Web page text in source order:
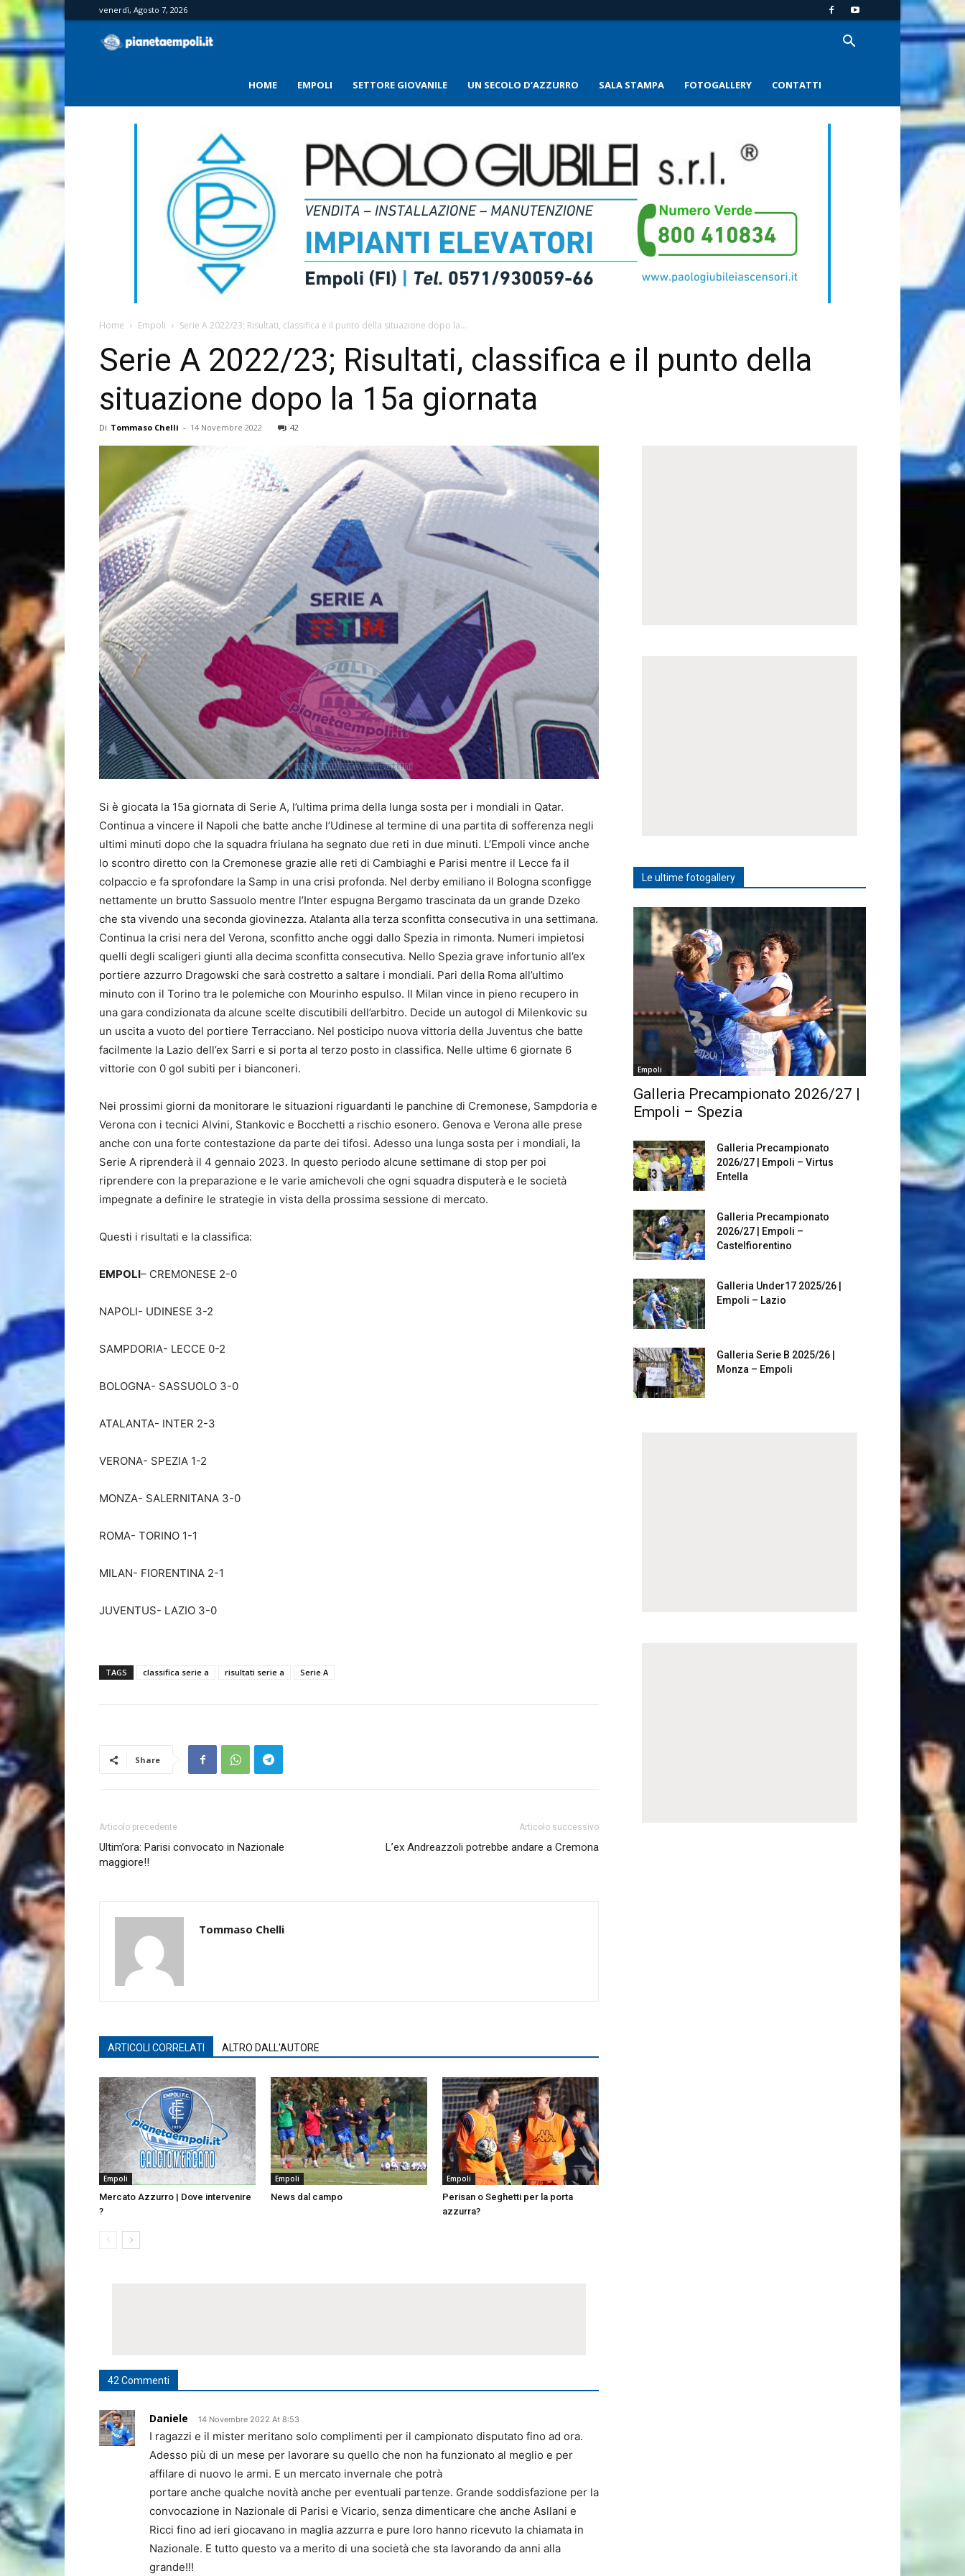
venerdì, Agosto 7, 2026
HOME EMPOLI SETTORE GIOVANILE UN SECOLO D’AZZURRO SALA STAMPA FOTOGALLERY CONTATTI
Home Empoli Serie A 2022/23; Risultati, classifica e il punto della situazione dopo la...
Serie A 2022/23; Risultati, classifica e il punto della
situazione dopo la 15a giornata
Di Tommaso Chelli - 14 Novembre 2022 42
Si è giocata la 15a giornata di Serie A, l’ultima prima della lunga sosta per i mondiali in Qatar.
Continua a vincere il Napoli che batte anche l’Udinese al termine di una partita di sofferenza negli
ultimi minuti dopo che la squadra friulana ha segnato due reti in due minuti. L’Empoli vince anche
lo scontro diretto con la Cremonese grazie alle reti di Cambiaghi e Parisi mentre il Lecce fa il
colpaccio e fa sprofondare la Samp in una crisi profonda. Nel derby emiliano il Bologna sconfigge
nettamente un brutto Sassuolo mentre l’Inter espugna Bergamo trascinata da un grande Dzeko
che sta vivendo una seconda giovinezza. Atalanta alla terza sconfitta consecutiva in una settimana.
Continua la crisi nera del Verona, sconfitto anche oggi dallo Spezia in rimonta. Numeri impietosi
quelli degli scaligeri giunti alla decima sconfitta consecutiva. Nello Spezia grave infortunio all’ex
portiere azzurro Dragowski che sarà costretto a saltare i mondiali. Pari della Roma all’ultimo
minuto con il Torino tra le polemiche con Mourinho espulso. Il Milan vince in pieno recupero in
una gara condizionata da alcune scelte discutibili dell’arbitro. Decide un autogol di Milenkovic su
un uscita a vuoto del portiere Terracciano. Nel posticipo nuova vittoria della Juventus che batte
facilmente la Lazio dell’ex Sarri e si porta al terzo posto in classifica. Nelle ultime 6 giornate 6
vittorie con 0 gol subiti per i bianconeri.
Nei prossimi giorni da monitorare le situazioni riguardanti le panchine di Cremonese, Sampdoria e
Verona con i tecnici Alvini, Stankovic e Bocchetti a rischio esonero. Genova e Verona alle prese
anche con una forte contestazione da parte dei tifosi. Adesso una lunga sosta per i mondiali, la
Serie A riprenderà il 4 gennaio 2023. In questo periodo alcune settimane di stop per poi
riprendere con la preparazione e le varie amichevoli che ogni squadra disputerà e le società
impegnate a definire le strategie in vista della prossima sessione di mercato.
Questi i risultati e la classifica:
EMPOLI– CREMONESE 2-0
NAPOLI- UDINESE 3-2
SAMPDORIA- LECCE 0-2
BOLOGNA- SASSUOLO 3-0
ATALANTA- INTER 2-3
VERONA- SPEZIA 1-2
MONZA- SALERNITANA 3-0
ROMA- TORINO 1-1
MILAN- FIORENTINA 2-1
JUVENTUS- LAZIO 3-0
TAGS classifica serie a risultati serie a Serie A
Share
Articolo precedente
Ultim’ora: Parisi convocato in Nazionale
maggiore!!
Articolo successivo
L’ex Andreazzoli potrebbe andare a Cremona
Tommaso Chelli
ARTICOLI CORRELATI ALTRO DALL'AUTORE
Empoli
Mercato Azzurro | Dove intervenire
?
Empoli
News dal campo
Empoli
Perisan o Seghetti per la porta
azzurra?
42 Commenti
Daniele 14 Novembre 2022 At 8:53
I ragazzi e il mister meritano solo complimenti per il campionato disputato fino ad ora.
Adesso più di un mese per lavorare su quello che non ha funzionato al meglio e per
affilare di nuovo le armi. E un mercato invernale che potrà
portare anche qualche novità anche per eventuali partenze. Grande soddisfazione per la
convocazione in Nazionale di Parisi e Vicario, senza dimenticare che anche Asllani e
Ricci fino ad ieri giocavano in maglia azzurra e pure loro hanno ricevuto la chiamata in
Nazionale. E tutto questo va a merito di una società che sta lavorando da anni alla
grande!!!
Le ultime fotogallery
Empoli
Galleria Precampionato 2026/27 |
Empoli – Spezia
Galleria Precampionato
2026/27 | Empoli – Virtus
Entella
Galleria Precampionato
2026/27 | Empoli –
Castelfiorentino
Galleria Under17 2025/26 |
Empoli – Lazio
Galleria Serie B 2025/26 |
Monza – Empoli